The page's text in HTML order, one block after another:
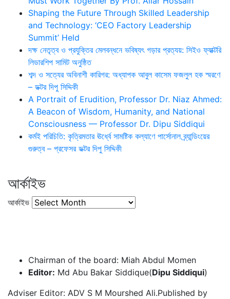
Shaping the Future Through Skilled Leadership
and Technology: ‘CEO Factory Leadership
Summit’ Held
দক্ষ নেতৃত্ব ও প্রযুক্তির মেলবন্ধনে ভবিষ্যৎ গড়ার প্রত্যয়: সিইও ফ্যাক্টরি
লিডারশিপ সামিট অনুষ্ঠিত
শব্দ ও সত্যের অবিনাশী কারিগর: অধ্যাপক আবুল কাসেম ফজলুল হক স্মরণে
– ডক্টর দিপু সিদ্দিকী
A Portrait of Erudition, Professor Dr. Niaz Ahmed:
A Beacon of Wisdom, Humanity, and National
Consciousness — Professor Dr. Dipu Siddiqui
কর্মই পরিচিতি: কৃত্রিমতার ঊর্ধ্বে সামষ্টিক কল্যাণে পার্সোনাল ব্র্যান্ডিংয়ের
গুরুত্ব – প্রফেসর ডক্টর দিপু সিদ্দিকী
আর্কাইভ
আর্কাইভ
Chairman of the board: Miah Abdul Momen
Editor: Md Abu Bakar Siddique(Dipu Siddiqui)
Adviser Editor: ADV S M Mourshed Ali.Published by